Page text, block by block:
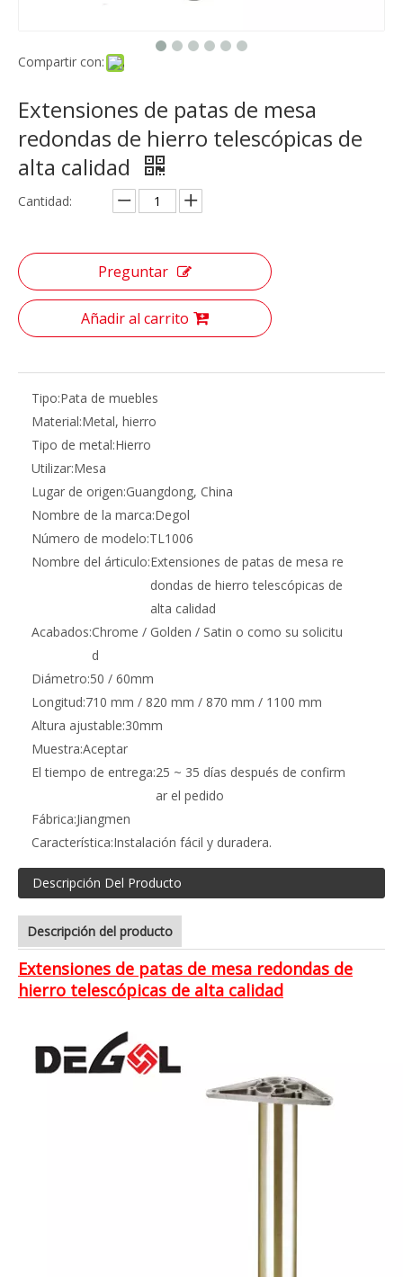
Compartir con:
Extensiones de patas de mesa
redondas de hierro telescópicas de
alta calidad
Cantidad:
Preguntar
Añadir al carrito
Tipo:Pata de muebles
Material:Metal, hierro
Tipo de metal:Hierro
Utilizar:Mesa
Lugar de origen:Guangdong, China
Nombre de la marca:Degol
Número de modelo:TL1006
Nombre del árticulo:Extensiones de patas de mesa re
dondas de hierro telescópicas de
alta calidad
Acabados:Chrome / Golden / Satin o como su solicitu
d
Diámetro:50 / 60mm
Longitud:710 mm / 820 mm / 870 mm / 1100 mm
Altura ajustable:30mm
Muestra:Aceptar
El tiempo de entrega:25 ~ 35 días después de confirm
ar el pedido
Fábrica:Jiangmen
Característica:Instalación fácil y duradera.
Descripción Del Producto
Descripción del producto
Extensiones de patas de mesa redondas de
hierro telescópicas de alta calidad